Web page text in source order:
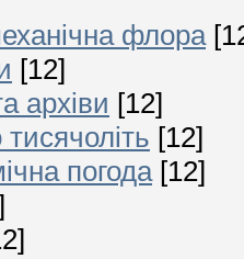
флора
[12]
архіви [12]
[12]
погода [12]